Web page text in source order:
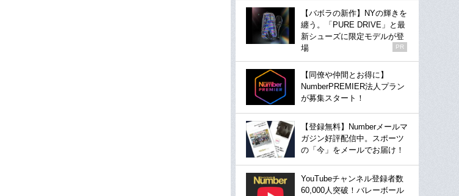
【バボラの新作】NYの輝きを
纏う。「PURE DRIVE」と最
新シューズに限定モデルが登
場
PR
【同僚や仲間とお得に】
NumberPREMIER法人プラン
が募集スタート！
【登録無料】Numberメールマ
ガジン好評配信中。スポーツ
の「今」をメールでお届け！
YouTubeチャンネル登録者数
60,000人突破！バレーボール